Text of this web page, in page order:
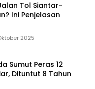
Tol Siantar-
Ini Penjelasan
2025
Sumut Peras 12
Dituntut 8 Tahun